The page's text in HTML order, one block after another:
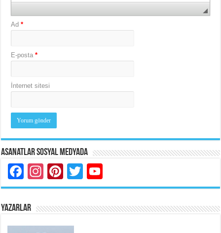
Ad*
E-posta*
İnternet sitesi
Asanatlar Sosyal Medyada
Facebook
Instagram
Pinterest
Twitter
YAZARLAR